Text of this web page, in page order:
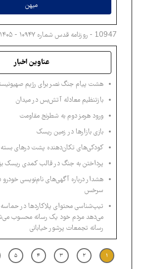
میهن
10947 - روزنامه قدس شماره ۱۰۹۴۷ - ۱۴۰۵-۰۳-۱۹
عناوین اخبار
هشت پیام جنگ نصر برای رژیم
بازتنظیم معادله آتش‌بس در میدان
ورود هرمز دوم به شطرنج مقاومت
بازی بازارها در زمین ریسک
کودکی‌های تکان‌دهنده پشت درهای بسته
پرداختن به جنگ در قالب کمدی ریسک
هشدار درباره آگهی‌های ‌نام‌نویسی خودرو
سرخس
تیپ‌شناسی محتوای پلاکاردها در حماسه
می‌دهد مردم خود یک رسانه محسوب
رسانه تجمعات پرشور خیابانی
۱ ۲ ۳ ۴ ۵